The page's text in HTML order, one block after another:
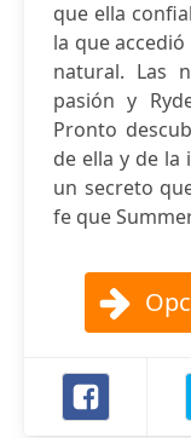
que ella
la que
natural. Las
pasión y
Pronto
de ella y de la
un secreto
fe que